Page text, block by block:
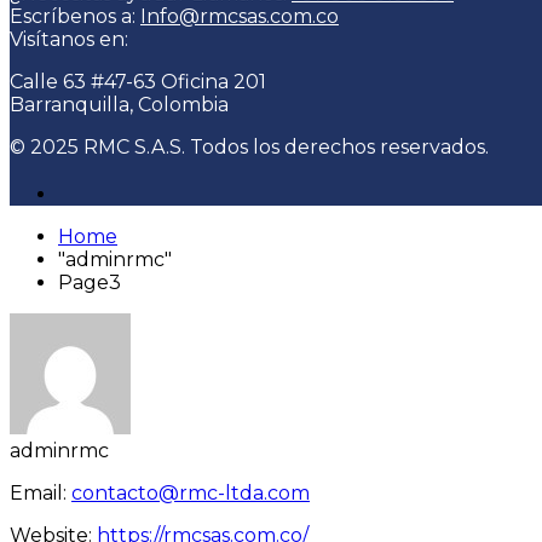
Escríbenos a: Info@rmcsas.com.co
Visítanos en:
Calle 63 #47-63 Oficina 201
Barranquilla, Colombia
© 2025 RMC S.A.S. Todos los derechos reservados.
Home
"adminrmc"
Page3
adminrmc
Email: contacto@rmc-ltda.com
Website: https://rmcsas.com.co/